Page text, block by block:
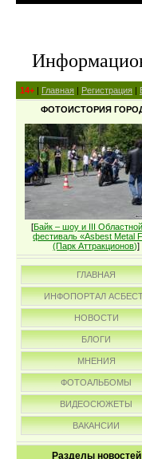
14+ | Главная | Регистрация |
ФОТОИСТОРИЯ
[Байк – шоу и III
фестиваль «Asbest Metal
(Парк Аттракционов)]
ГЛАВНАЯ
ИНФОПОРТАЛ
НОВОСТИ
БЛОГИ
МНЕНИЯ
ФОТОАЛЬБОМЫ
ВИДЕОСЮЖЕТЫ
ВАКАНСИИ
Разделы новостей